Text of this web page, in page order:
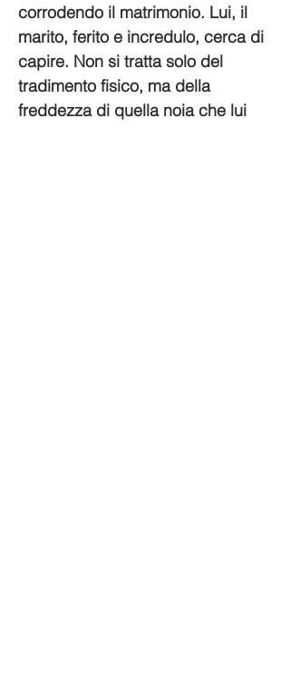
corrodendo il matrimonio. Lui, il
marito, ferito e incredulo, cerca di
capire. Non si tratta solo del
tradimento fisico, ma della
freddezza di quella noia che lui